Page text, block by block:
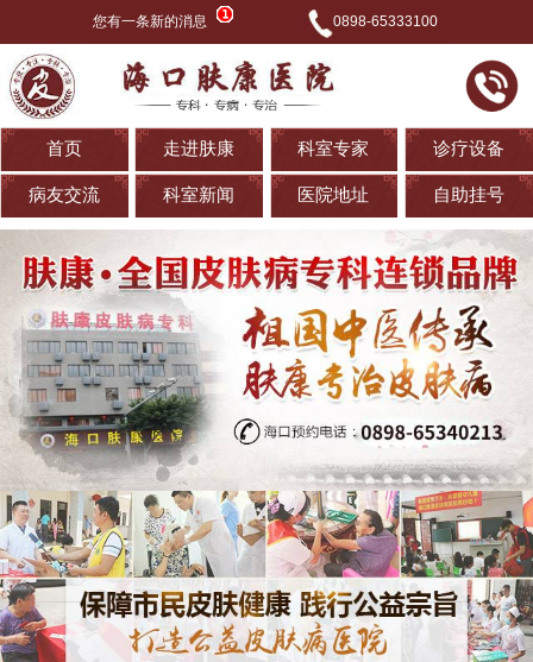
您有一条新的消息 0898-65333100
首页 走进肤康 科室专家 诊疗设备
病友交流 科室新闻 医院地址 自助挂号